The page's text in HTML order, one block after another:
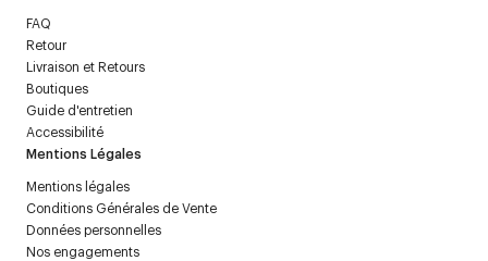
FAQ
Retour
Livraison et Retours
Boutiques
Guide d'entretien
Accessibilité
Mentions Légales
Mentions légales
Conditions Générales de Vente
Données personnelles
Nos engagements